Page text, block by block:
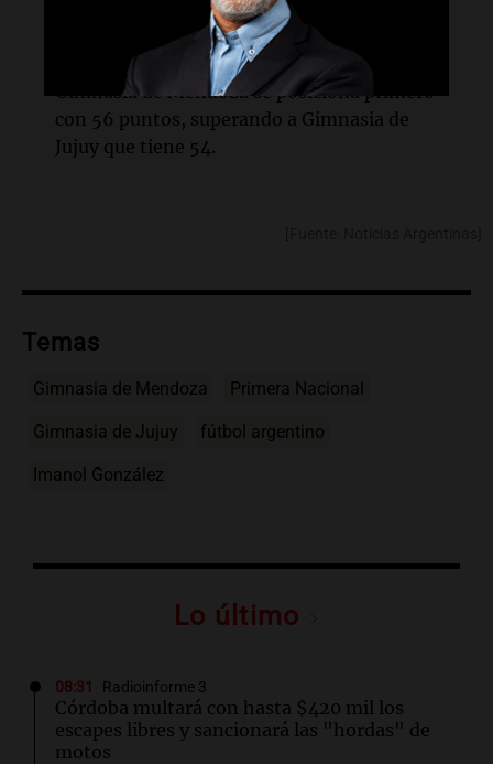
¿Cuál es la situación en la tabla de
posiciones?
Gimnasia de Mendoza se posiciona primero
con 56 puntos, superando a Gimnasia de
Jujuy que tiene 54.
Temas
Gimnasia de Mendoza Primera Nacional
Gimnasia de Jujuy fútbol argentino
Imanol González
Lo último
08:31 Radioinforme 3
Córdoba multará con hasta $420 mil los
escapes libres y sancionará las "hordas" de
motos